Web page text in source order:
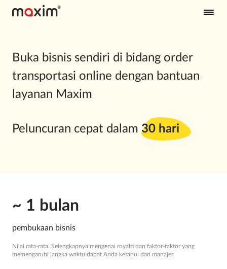
Buka bisnis sendiri di bidang order
transportasi online dengan bantuan
layanan Maxim
Peluncuran cepat dalam 30 hari
~ 1 bulan
pembukaan bisnis
Nilai rata-rata. Selengkapnya mengenai royalti dan faktor-faktor yang
memengaruhi jangka waktu dapat Anda ketahui dari manajer.